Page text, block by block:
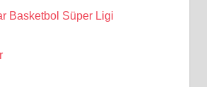
Basketbol Süper Ligi